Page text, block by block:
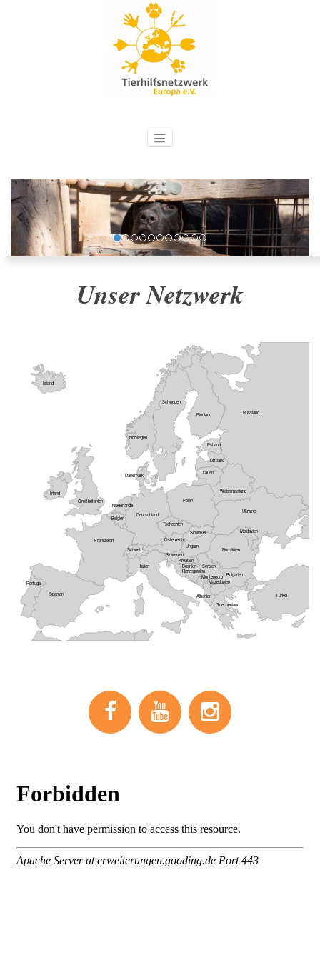
Unser Netzwerk
Großbritanien
Niederlande
Frankreich
Spanien
Portugal
Belgien Deutschland
Dänemark
Norwegen
Schweden
Finnland
Russland
Estland
Lettland
Litauen
Polen
Ukraine
Tschechien
Slowakei
Schweiz
Österreich
Ungarn
Slowenien
Italien
Kroatien
Serbien
Bulgarien
Montenegro
Mazedonien
Albanien
Griechenland
Bosnien-
Herzegowina
Rumänien
Moldavien
Weissrussland
Island
Irland
Türkei